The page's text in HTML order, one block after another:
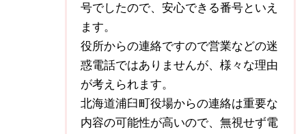
号でしたので、安心できる番号といえ
ます。
役所からの連絡ですので営業などの迷
惑電話ではありませんが、様々な理由
が考えられます。
北海道浦臼町役場からの連絡は重要な
内容の可能性が高いので、無視せず電